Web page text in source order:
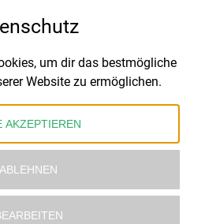
um dir das bestmögliche
Website zu ermöglichen.
AKZEPTIEREN
ABLEHNEN